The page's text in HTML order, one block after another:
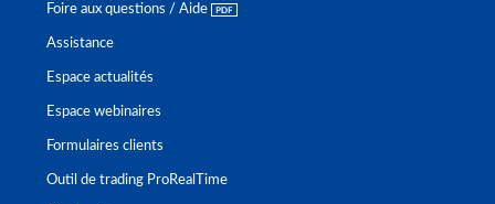
Foire aux questions / Aide
Assistance
Espace actualités
Espace webinaires
Formulaires clients
Outil de trading ProRealTime